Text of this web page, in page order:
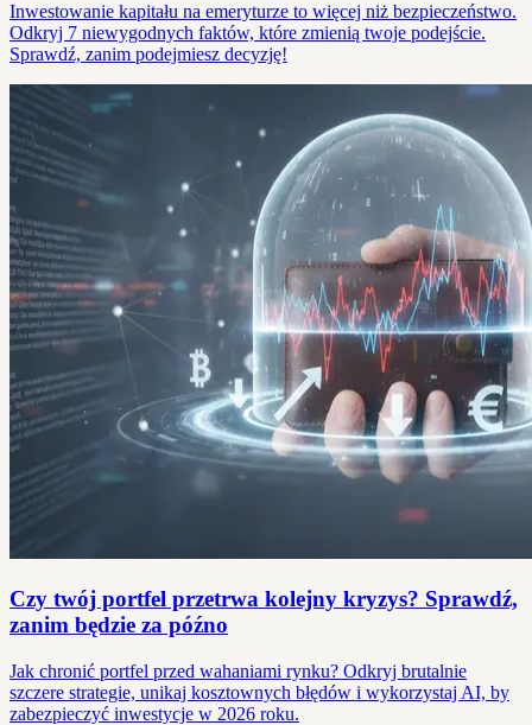
Inwestowanie kapitału na emeryturze to więcej niż bezpieczeństwo.
Odkryj 7 niewygodnych faktów, które zmienią twoje podejście.
Sprawdź, zanim podejmiesz decyzję!
Czy twój portfel przetrwa kolejny kryzys? Sprawdź,
zanim będzie za późno
Jak chronić portfel przed wahaniami rynku? Odkryj brutalnie
szczere strategie, unikaj kosztownych błędów i wykorzystaj AI, by
zabezpieczyć inwestycje w 2026 roku.